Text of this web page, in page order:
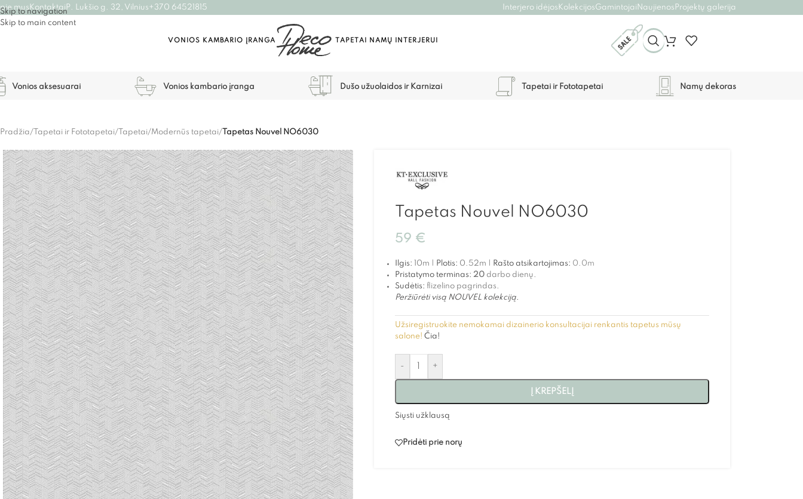
Skip to navigation
Skip to main content
mus Kontaktai P. Lukšio g. 32, Vilnius +370 64521815 Interjero idėjos KolekcijosGamintojai Naujienos Projektų galerija
VONIOS KAMBARIO ĮRANGA TAPETAI NAMŲ INTERJERUI
Vonios aksesuarai Vonios kambario įranga Dušo užuolaidos ir Karnizai Tapetai ir Fototapetai Namų dekoras
Pradžia/ Tapetai ir Fototapetai/ Tapetai/Modernūs tapetai/ Tapetas Nouvel NO6030
Tapetas Nouvel NO6030
59 €
Ilgis: 10m | Plotis: 0.52m | Rašto atsikartojimas: 0.0m
Pristatymo terminas: 20darbo dienų.
Sudėtis: flizelino pagrindas.
Peržiūrėti visą NOUVEL kolekciją.
Užsiregistruokite nemokamai dizainerio konsultacijai renkantis tapetus mūsų
salone! Čia!
- +
Į KREPŠELĮ
Siųsti užklausą
Pridėti prie norų